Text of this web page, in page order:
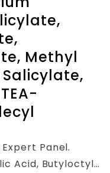
Methyl
Panel.
Acid, Butyloctyl